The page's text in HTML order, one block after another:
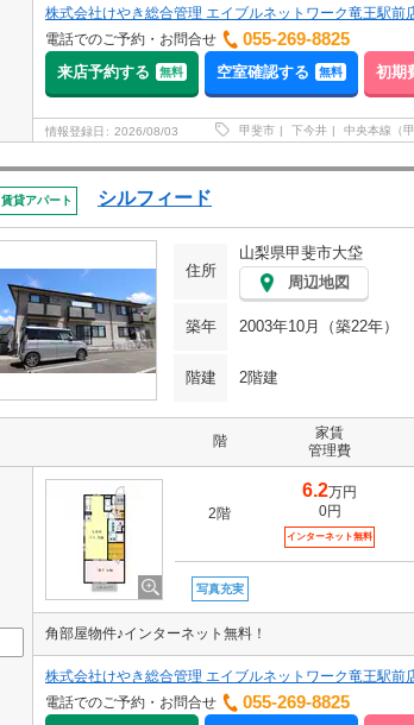
株式会社けやき総合管理 エイブルネットワーク竜王駅前
電話でのご予約・お問合せ
055-269-8825
来店予約する 無料 空室確認する 無料 初期
情報登録日 2026/08/03 甲斐市 下今井 中央本線（甲
賃貸アパート シルフィード
住所
山梨県甲斐市大垈
周辺地図
築年 2003年10月（築22年）
階建 2階建
階
家賃
管理費
2階
6.2万円
0円
インターネット無料
写真充実
角部屋物件♪インターネット無料！
株式会社けやき総合管理 エイブルネットワーク竜王駅前
電話でのご予約・お問合せ
055-269-8825